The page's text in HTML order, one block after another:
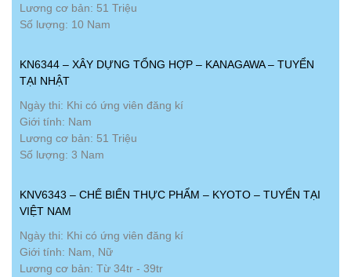
Lương cơ bản: 51 Triệu
Số lượng: 10 Nam
KN6344 – XÂY DỰNG TỔNG HỢP – KANAGAWA – TUYỂN
TẠI NHẬT
Ngày thi: Khi có ứng viên đăng kí
Giới tính: Nam
Lương cơ bản: 51 Triệu
Số lượng: 3 Nam
KNV6343 – CHẾ BIẾN THỰC PHẨM – KYOTO – TUYỂN TẠI
VIỆT NAM
Ngày thi: Khi có ứng viên đăng kí
Giới tính: Nam, Nữ
Lương cơ bản: Từ 34tr - 39tr